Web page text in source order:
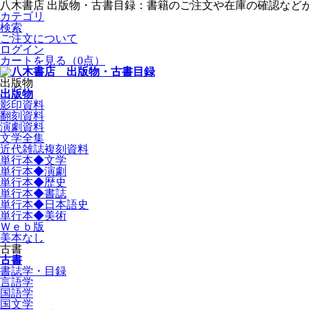
八木書店 出版物・古書目録：書籍のご注文や在庫の確認など
カテゴリ
検索
ご注文について
ログイン
カートを見る
（0点）
出版物
出版物
影印資料
翻刻資料
演劇資料
文学全集
近代雑誌複刻資料
単行本◆文学
単行本◆演劇
単行本◆歴史
単行本◆書誌
単行本◆日本語史
単行本◆美術
Ｗｅｂ版
美本なし
古書
古書
書誌学・目録
言語学
国語学
国文学